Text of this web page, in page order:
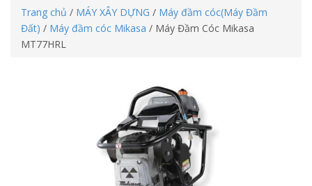
Trang chủ / MÁY XÂY DỰNG / Máy đầm cóc(Máy Đầm
Đất) / Máy đầm cóc Mikasa / Máy Đầm Cóc Mikasa
MT77HRL